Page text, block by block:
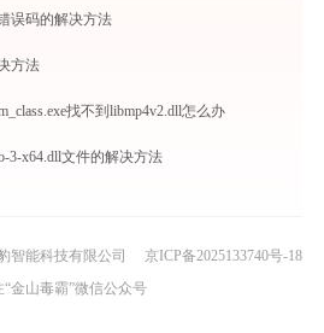
误码的解决方法
方法
找不到libmp4v2.dll怎么办
3-x64.dll文件的解决方法
智能科技有限公司
京ICP备2025133740号-18
“金山毒霸”微信公众号